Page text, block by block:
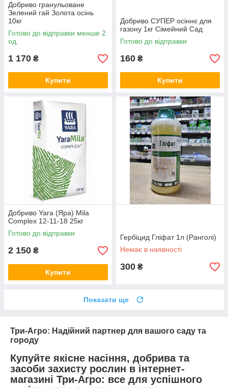
Добриво гранульоване
Зелений гай Золота осінь
10кг
Готово до відправки менше 2
од.
1 170 ₴
Купити
Добриво СУПЕР осіннє для
газону 1кг Сімейний Сад
Готово до відправки
160 ₴
Купити
Добриво Yara (Яра) Mila
Complex 12-11-18 25кг
Готово до відправки
2 150 ₴
Купити
Гербіцид Гліфат 1л (Ранголі)
Немає в наявності
300 ₴
Показати ще
Три-Агро: Надійний партнер для вашого саду та
городу
Купуйте якісне насіння, добрива та
засоби захисту рослин в інтернет-
магазині Три-Агро: все для успішного